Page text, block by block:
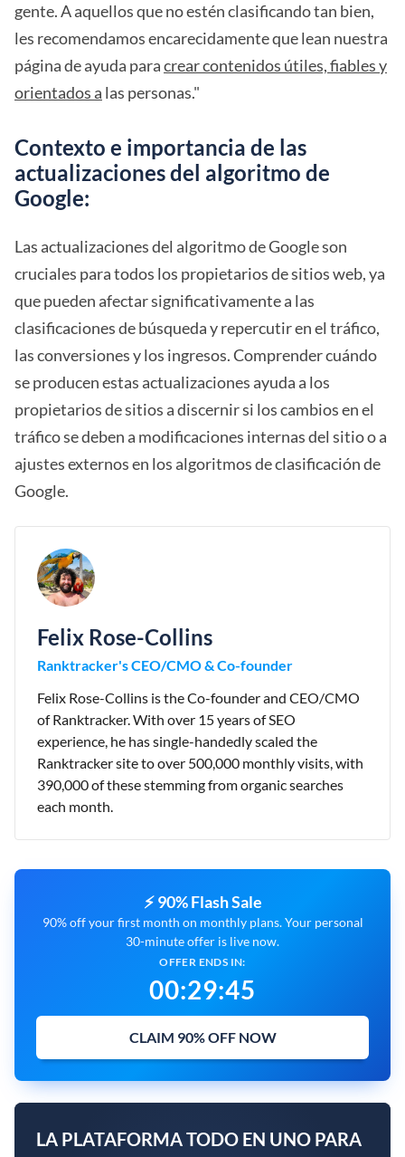
gente. A aquellos que no estén clasificando tan bien,
les recomendamos encarecidamente que lean nuestra
página de ayuda paracrear contenidos útiles, fiables y
orientados a las personas."
Contexto e importancia de las
actualizaciones del algoritmo de
Google:
Las actualizaciones del algoritmo de Google son
cruciales para todos los propietarios de sitios web, ya
que pueden afectar significativamente a las
clasificaciones de búsqueda y repercutir en el tráfico,
las conversiones y los ingresos. Comprender cuándo
se producen estas actualizaciones ayuda a los
propietarios de sitios a discernir si los cambios en el
tráfico se deben a modificaciones internas del sitio o a
ajustes externos en los algoritmos de clasificación de
Google.
Felix Rose-Collins
Ranktracker's CEO/CMO & Co-founder
Felix Rose-Collins is the Co-founder and CEO/CMO
of Ranktracker. With over 15 years of SEO
experience, he has single-handedly scaled the
Ranktracker site to over 500,000 monthly visits, with
390,000 of these stemming from organic searches
each month.
⚡ 90% Flash Sale
90% off your first month on monthly plans. Your personal
30-minute offer is live now.
OFFER ENDS IN:
00:29:44
CLAIM 90% OFF NOW
LA PLATAFORMA TODO EN UNO PARA